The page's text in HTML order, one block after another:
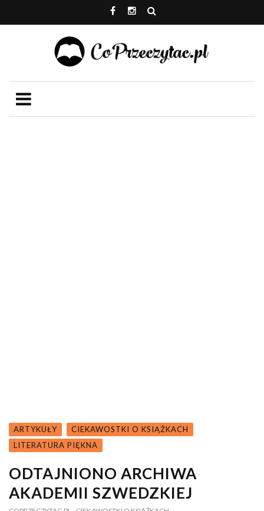
ARTYKUŁY
CIEKAWOSTKI O KSIĄŻKACH
LITERATURA PIĘKNA
ODTAJNIONO ARCHIWA
AKADEMII SZWEDZKIEJ